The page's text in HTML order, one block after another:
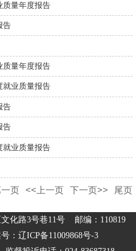
质量年度报告
告
质量年度报告
就业质量报告
告
告
就业质量报告
页 <<上一页 下一页>> 尾页
化路3号巷11号 邮编：110819
辽ICP备11009868号-3